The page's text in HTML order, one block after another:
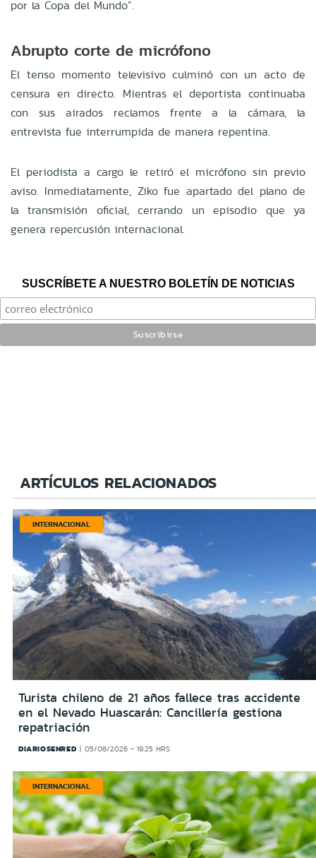
por la Copa del Mundo”.
Abrupto corte de micrófono
El tenso momento televisivo culminó con un acto de
censura en directo. Mientras el deportista continuaba
con sus airados reclamos frente a la cámara, la
entrevista fue interrumpida de manera repentina.
El periodista a cargo le retiró el micrófono sin previo
aviso. Inmediatamente, Ziko fue apartado del plano de
la transmisión oficial, cerrando un episodio que ya
genera repercusión internacional.
SUSCRÍBETE A NUESTRO BOLETÍN DE NOTICIAS
ARTÍCULOS RELACIONADOS
INTERNACIONAL
Turista chileno de 21 años fallece tras accidente
en el Nevado Huascarán: Cancillería gestiona
repatriación
DIARIOSENRED 05/08/2026 - 19:25 HRS
INTERNACIONAL